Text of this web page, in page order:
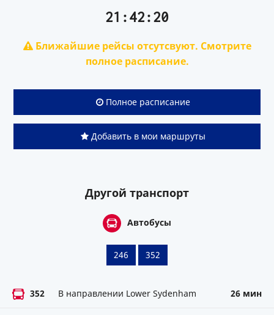
21:42:20
Ближайшие рейсы отсутсвуют. Смотрите
полное расписание.
Полное расписание
Добавить в мои маршруты
Другой транспорт
Автобусы
246 352
352 В направлении Lower Sydenham 26 мин